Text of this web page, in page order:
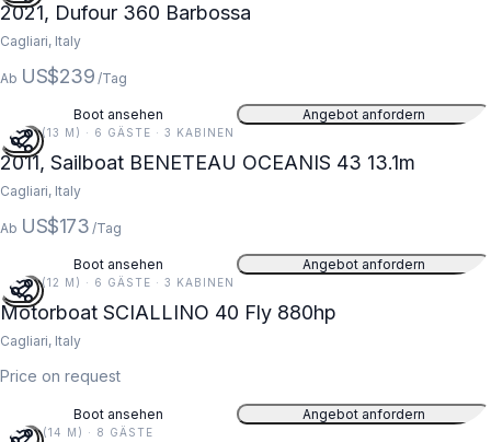
2021, Dufour 360 Barbossa
Cagliari, Italy
Ab US$239 /Tag
Boot ansehen Angebot anfordern
43 FT (13 M) · 6 GÄSTE · 3 KABINEN
2011, Sailboat BENETEAU OCEANIS 43 13.1m
Cagliari, Italy
Ab US$173 /Tag
Boot ansehen Angebot anfordern
39 FT (12 M) · 6 GÄSTE · 3 KABINEN
Motorboat SCIALLINO 40 Fly 880hp
Cagliari, Italy
Price on request
Boot ansehen Angebot anfordern
46 FT (14 M) · 8 GÄSTE